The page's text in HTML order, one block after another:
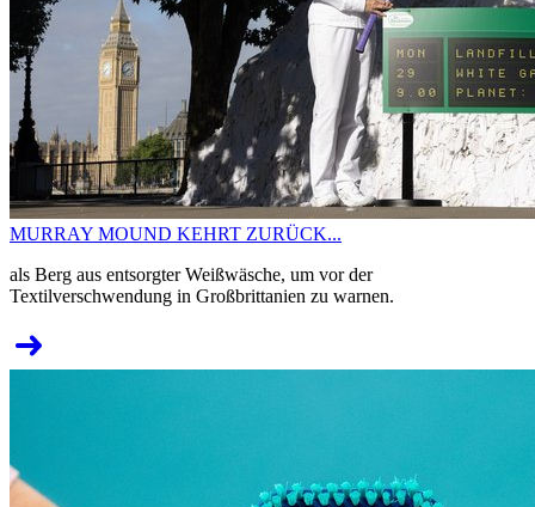
MURRAY MOUND KEHRT ZURÜCK...
als Berg aus entsorgter Weißwäsche, um vor der
Textilverschwendung in Großbrittanien zu warnen.